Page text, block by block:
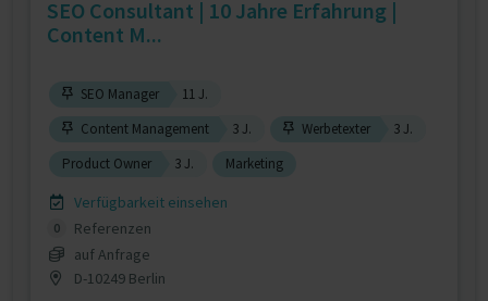
SEO Consultant | 10 Jahre Erfahrung |
Content M...
SEO Manager
11 J.
Content Management
3 J. Werbetexter
3 J.
Product Owner
3 J. Marketing
Verfügbarkeit einsehen
0
Referenzen
auf Anfrage
D-10249 Berlin